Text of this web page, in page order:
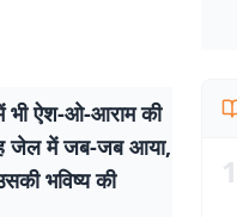
ऐश-ओ-आराम की
जेल में जब-जब आया,
भविष्य की
1